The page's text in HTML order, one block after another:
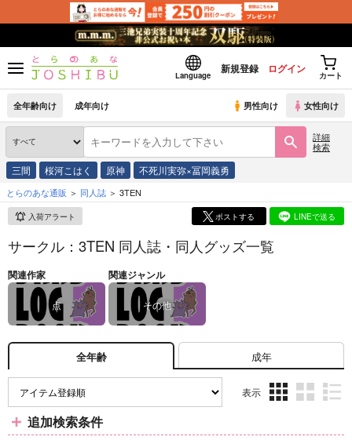
Language
新規登録 ログイン
カート
全年齢向け 成年向け 男性向け 女性向け
詳細
検索
三間 桜河こはく 原神 不死川実弥×冨岡義勇
とらのあな通販 同人誌 3TEN
入荷アラート ポストする LINEで送る
サークル：3TEN 同人誌・同人グッズ一覧
関連作家
点
関連ジャンル
その他
全年齢 成年
表示
ム
ム
ム
追加検索条件